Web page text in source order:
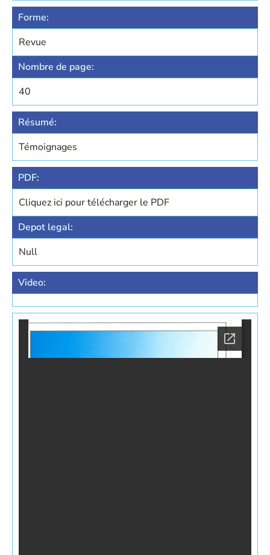
Forme:
Revue
Nombre de page:
40
Résumé:
Témoignages
PDF:
Cliquez ici pour télécharger le PDF
Depot legal:
Null
Video: